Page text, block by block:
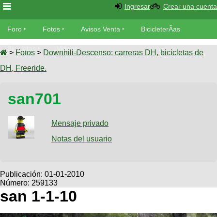
Foro
Foro
TÃ©cnica
Fotos
tu foto
Galeria
XC
Viajes
Descenso
SUBÃ
tu
Buscar
Ultimos
Fotos
BicicleterÃ­
as
Bicicletas
Tandem
Videos
Cicloturismo
Ingresar Crear una cuenta
Foro Fotos Avisos Venta BicicleterÃ­as
Bicicletas Videos
> Fotos > Downhill-Descenso: carreras DH, bicicletas de
DH, Freeride.
san701
Mensaje privado
Notas del usuario
Publicación: 01-01-2010
Número: 259133
san 1-1-10